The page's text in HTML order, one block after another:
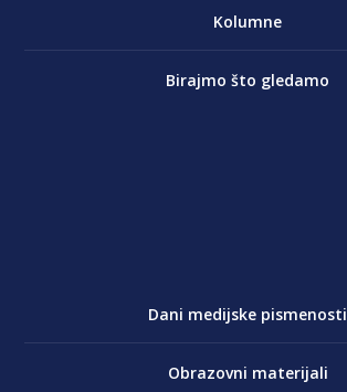
Kolumne
Birajmo što gledamo
Dani medijske pismenosti
Obrazovni materijali